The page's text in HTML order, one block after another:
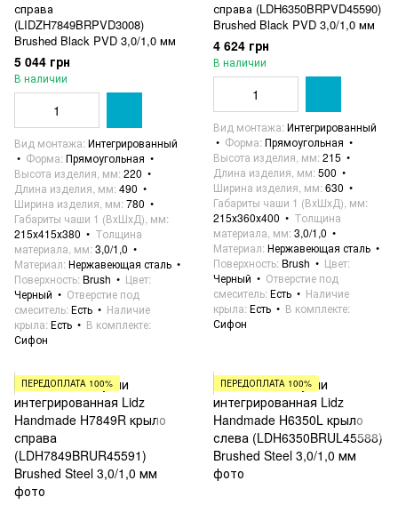
справа
(LIDZH7849BRPVD3008)
Brushed Black PVD 3,0/1,0 мм
5 044 грн
В наличии
Вид монтажа Интегрированный
Форма Прямоугольная
Высота изделия, мм 220
Длина изделия, мм 490
Ширина изделия, мм 780
Габариты чаши 1 (ВхШхД), мм
215х415х380
Толщина
материала, мм 3,0/1,0
Материал Нержавеющая сталь
Поверхность Brush
Цвет
Черный
Отверстие под
смеситель Есть
Наличие
крыла Есть
В комплекте
Сифон
справа (LDH6350BRPVD45590)
Brushed Black PVD 3,0/1,0 мм
4 624 грн
В наличии
Вид монтажа Интегрированный
Форма Прямоугольная
Высота изделия, мм 215
Длина изделия, мм 500
Ширина изделия, мм 630
Габариты чаши 1 (ВхШхД), мм
215х360х400
Толщина
материала, мм 3,0/1,0
Материал Нержавеющая сталь
Поверхность Brush
Цвет
Черный
Отверстие под
смеситель Есть
Наличие
крыла Есть
В комплекте
Сифон
ПЕРЕДОПЛАТА 100% ПЕРЕДОПЛАТА 100%